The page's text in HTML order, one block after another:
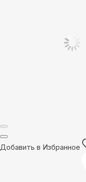
Добавить в Избранное